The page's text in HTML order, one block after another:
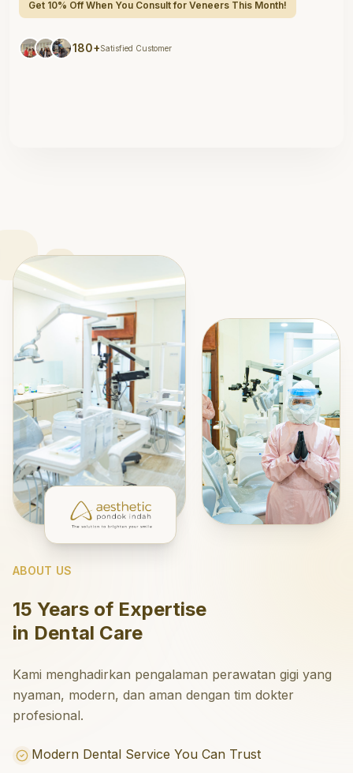
Get 10% Off When You Consult for Veneers This Month!
180+Satisfied Customer
ABOUT US
15 Years of Expertise
in Dental Care
Kami menghadirkan pengalaman perawatan gigi yang
nyaman, modern, dan aman dengan tim dokter
profesional.
Modern Dental Service You Can Trust